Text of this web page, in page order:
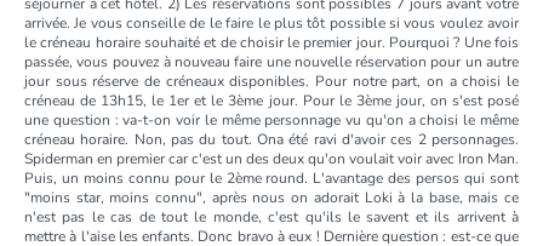
séjourner à cet hôtel. 2) Les réservations sont possibles 7 jours avant votre
arrivée. Je vous conseille de le faire le plus tôt possible si vous voulez avoir
le créneau horaire souhaité et de choisir le premier jour. Pourquoi ? Une fois
passée, vous pouvez à nouveau faire une nouvelle réservation pour un autre
jour sous réserve de créneaux disponibles. Pour notre part, on a choisi le
créneau de 13h15, le 1er et le 3ème jour. Pour le 3ème jour, on s'est posé
une question : va-t-on voir le même personnage vu qu'on a choisi le même
créneau horaire. Non, pas du tout. Ona été ravi d'avoir ces 2 personnages.
Spiderman en premier car c'est un des deux qu'on voulait voir avec Iron Man.
Puis, un moins connu pour le 2ème round. L'avantage des persos qui sont
"moins star, moins connu", après nous on adorait Loki à la base, mais ce
n'est pas le cas de tout le monde, c'est qu'ils le savent et ils arrivent à
mettre à l'aise les enfants. Donc bravo à eux ! Dernière question : est-ce que